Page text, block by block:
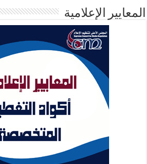
المعايير الإعلامية